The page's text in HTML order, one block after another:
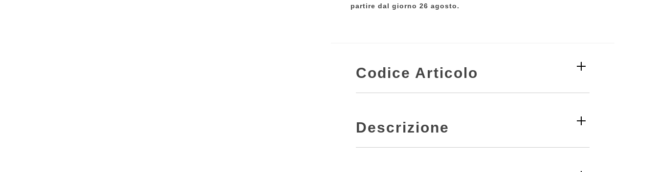
partire dal giorno 26 agosto.
Codice Articolo
Descrizione